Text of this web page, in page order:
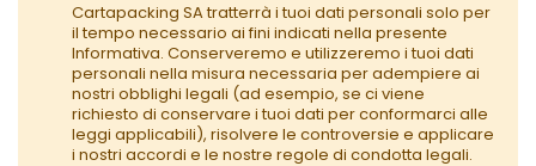
Cartapacking SA tratterrà i tuoi dati personali solo per
il tempo necessario ai fini indicati nella presente
Informativa. Conserveremo e utilizzeremo i tuoi dati
personali nella misura necessaria per adempiere ai
nostri obblighi legali (ad esempio, se ci viene
richiesto di conservare i tuoi dati per conformarci alle
leggi applicabili), risolvere le controversie e applicare
i nostri accordi e le nostre regole di condotta legali.